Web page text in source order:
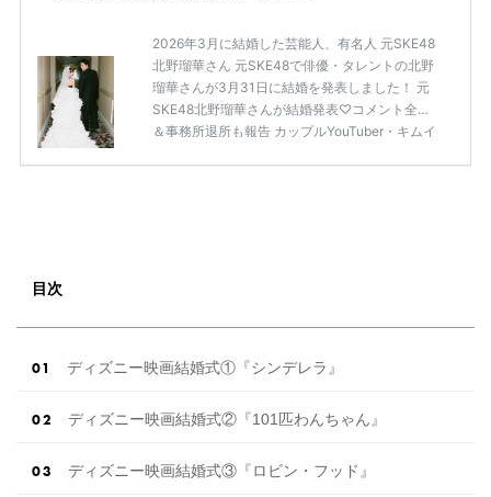
2026年3月に結婚した芸能人、有名人 元SKE48
北野瑠華さん 元SKE48で俳優・タレントの北野
瑠華さんが3月31日に結婚を発表しました！ 元
SKE48北野瑠華さんが結婚発表♡コメント全文
＆事務所退所も報告 カップルYouTuber・キムイ
目次
ディズニー映画結婚式①『シンデレラ』
ディズニー映画結婚式②『101匹わんちゃん』
ディズニー映画結婚式③『ロビン・フッド』